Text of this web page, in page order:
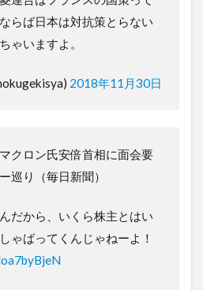
らば日本は対抗策とらない
ゃいますよ。
2018年11月30日
クロン氏安倍首相に面会要
り（毎日新聞）
だから、いくら株主とはい
ゃばってくんじゃねーよ！